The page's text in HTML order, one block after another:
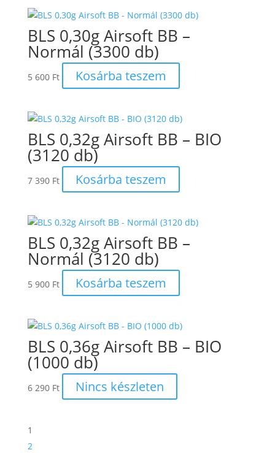
BLS 0,30g Airsoft BB –
Normál (3300 db)
5 600 Ft Kosárba teszem
BLS 0,32g Airsoft BB – BIO
(3120 db)
7 390 Ft Kosárba teszem
BLS 0,32g Airsoft BB –
Normál (3120 db)
5 900 Ft Kosárba teszem
BLS 0,36g Airsoft BB – BIO
(1000 db)
6 290 Ft Nincs készleten
1
2